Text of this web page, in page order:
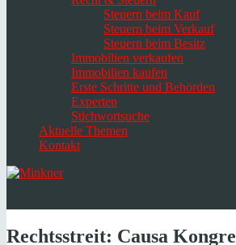
Steuern beim Kauf
Steuern beim Verkauf
Steuern beim Besitz
Immobilien verkaufen
Immobilien kaufen
Erste Schritte und Behörden
Experten
Stichwortsuche
Aktuelle Themen
Kontakt
Rechtsstreit: Causa